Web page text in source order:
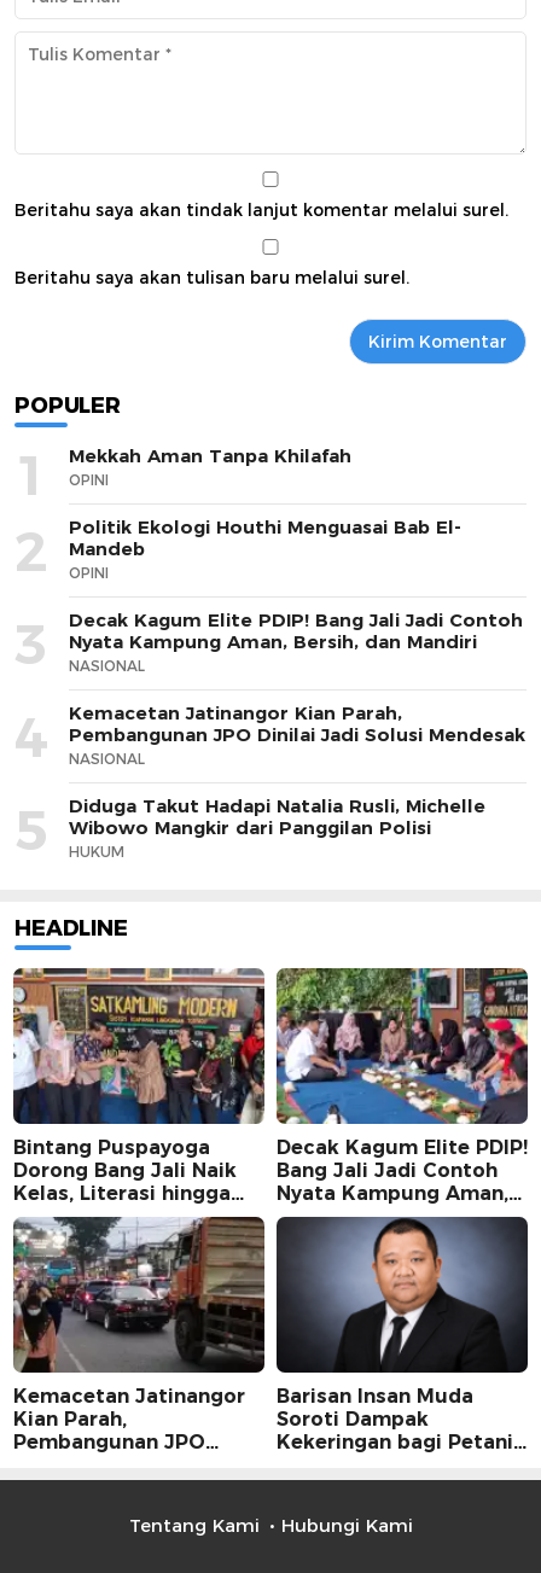
Beritahu saya akan tindak lanjut komentar melalui surel.
Beritahu saya akan tulisan baru melalui surel.
POPULER
1 Mekkah Aman Tanpa Khilafah
OPINI
2
Politik Ekologi Houthi Menguasai Bab El-
Mandeb
OPINI
3
Decak Kagum Elite PDIP! Bang Jali Jadi Contoh
Nyata Kampung Aman, Bersih, dan Mandiri
NASIONAL
4
Kemacetan Jatinangor Kian Parah,
Pembangunan JPO Dinilai Jadi Solusi Mendesak
NASIONAL
5
Diduga Takut Hadapi Natalia Rusli, Michelle
Wibowo Mangkir dari Panggilan Polisi
HUKUM
HEADLINE
Bintang Puspayoga
Dorong Bang Jali Naik
Kelas, Literasi hingga
UMKM Digital Jadi
Fokus
Decak Kagum Elite PDIP!
Bang Jali Jadi Contoh
Nyata Kampung Aman,
Bersih, dan Mandiri
Kemacetan Jatinangor
Kian Parah,
Pembangunan JPO
Mendesak
Barisan Insan Muda
Soroti Dampak
Kekeringan bagi Petani,
dan Masyarakat Penting
Tentang Kami
Hubungi Kami